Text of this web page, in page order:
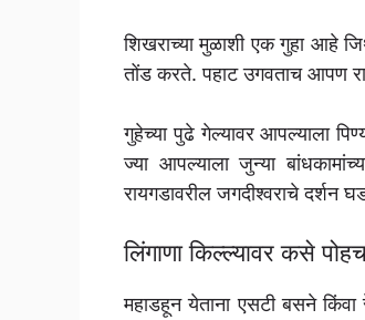
शिखराच्या मुळाशी एक गुहा आहे
तोंड करते. पहाट उगवताच आपण
गुहेच्या पुढे गेल्यावर आपल्याला
ज्या आपल्याला जुन्या
रायगडावरील जगदीश्वराचे दर्शन
लिंगाणा किल्ल्यावर कसे
महाडहून येताना एसटी बसने